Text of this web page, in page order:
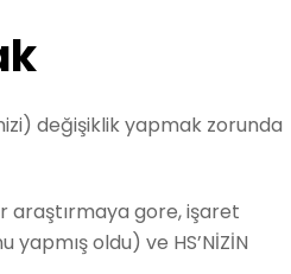
değişiklik yapmak zorunda
araştırmaya gore, işaret
oldu) ve HS’NİZİN